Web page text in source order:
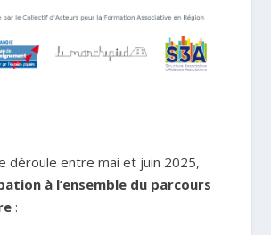
déroule entre mai et juin 2025,
à l’ensemble du parcours
: